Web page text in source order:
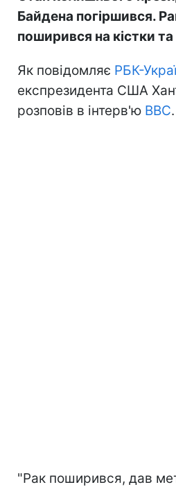
Байдена погіршився.
поширився на кістки та
Як повідомляє РБК-
експрезидента США
розповів в інтерв'ю BBC.
"Рак поширився, дав